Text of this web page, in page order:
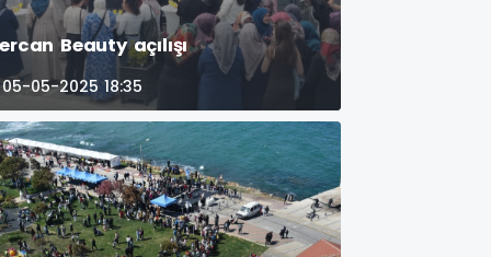
Beauty açılışı
05-05-2025 18:35